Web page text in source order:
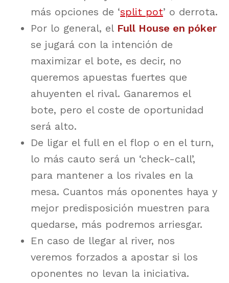
más opciones de ‘split pot’ o derrota.
Por lo general, el Full House en póker
se jugará con la intención de
maximizar el bote, es decir, no
queremos apuestas fuertes que
ahuyenten el rival. Ganaremos el
bote, pero el coste de oportunidad
será alto.
De ligar el full en el flop o en el turn,
lo más cauto será un ‘check-call’,
para mantener a los rivales en la
mesa. Cuantos más oponentes haya y
mejor predisposición muestren para
quedarse, más podremos arriesgar.
En caso de llegar al river, nos
veremos forzados a apostar si los
oponentes no levan la iniciativa.